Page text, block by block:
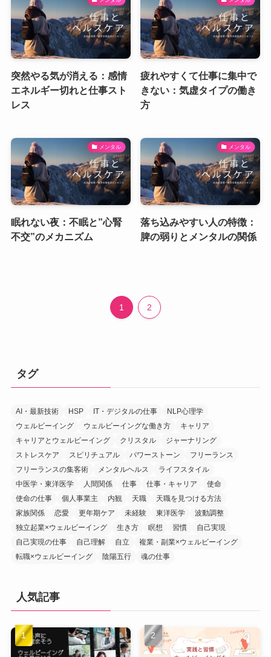
突然やる気が消える：感情
エネルギー切れと仕事スト
レス
疲れやすくて仕事に集中で
きない：気虚タイプの働き
方
メンタル
眠れない夜：不眠と”心腎
不交”のメカニズム
メンタル
落ち込みやすい人の特徴：
脾の弱りとメンタルの関係
1 2
タグ
AI・最新技術 HSP IT・デジタルの仕事
NLP心理学
ウェルビーイング
ウェルビーイングな働き方
キャリア
キャリアとウェルビーイング
クリスタル
ジャーナリング
ストレスケア
スピリチュアル パワーストーン
フリーランス
フリーランスの集客術
メンタルヘルス
ライフスタイル
中医学・東洋医学
人間関係 仕事 仕事・キャリア
使命
使命の仕事
個人事業主 内観 天職
天職を見つける方法
家族関係
恋愛 更年期ケア 未経験 東洋医学
波動調整
独立起業×ウェルビーイング
生き方 瞑想 習慣
自己実現
自己実現の仕事
自己理解 自立
複業・副業×ウェルビーイング
転職×ウェルビーイング
陰陽五行 魂の仕事
人気記事